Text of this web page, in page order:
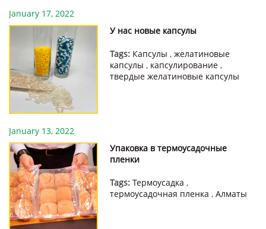
January 17, 2022
У нас новые капсулы
Tags: Капсулы , желатиновые
капсулы , капсулирование ,
твердые желатиновые капсулы
January 13, 2022
Упаковка в термоусадочные
пленки
Tags: Термоусадка ,
термоусадочная пленка , Алматы